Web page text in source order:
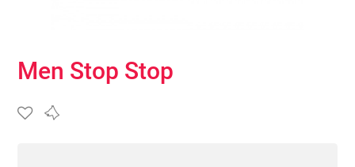
Men Stop Stop